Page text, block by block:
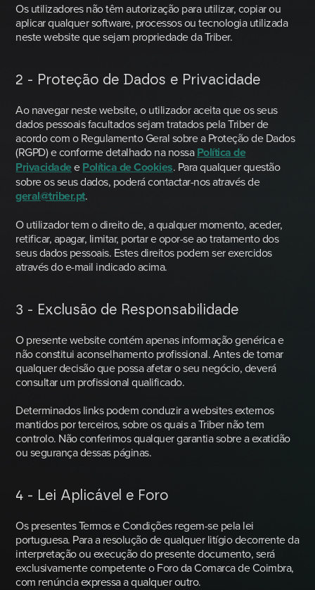
Os utilizadores não têm autorização para utilizar, copiar ou
aplicar qualquer software, processos ou tecnologia utilizada
neste website que sejam propriedade da Triber.
2 - Proteção de Dados e Privacidade
Ao navegar neste website, o utilizador aceita que os seus
dados pessoais facultados sejam tratados pela Triber de
acordo com o Regulamento Geral sobre a Proteção de Dados
(RGPD) e conforme detalhado na nossaPolítica de
PrivacidadeePolítica de Cookies. Para qualquer questão
sobre os seus dados, poderá contactar-nos através de
geral@triber.pt.
O utilizador tem o direito de, a qualquer momento, aceder,
retificar, apagar, limitar, portar e opor-se ao tratamento dos
seus dados pessoais. Estes direitos podem ser exercidos
através do e-mail indicado acima.
3 - Exclusão de Responsabilidade
O presente website contém apenas informação genérica e
não constitui aconselhamento profissional. Antes de tomar
qualquer decisão que possa afetar o seu negócio, deverá
consultar um profissional qualificado.
Determinados links podem conduzir a websites externos
mantidos por terceiros, sobre os quais a Triber não tem
controlo. Não conferimos qualquer garantia sobre a exatidão
ou segurança dessas páginas.
4 - Lei Aplicável e Foro
Os presentes Termos e Condições regem-se pela lei
portuguesa. Para a resolução de qualquer litígio decorrente da
interpretação ou execução do presente documento, será
exclusivamente competente o Foro da Comarca de Coimbra,
com renúncia expressa a qualquer outro.